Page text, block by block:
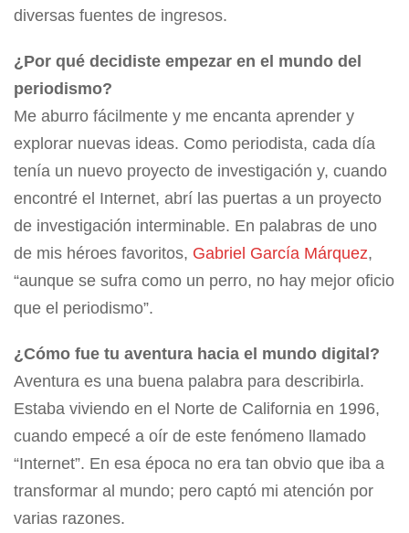
diversas fuentes de ingresos.
¿Por qué decidiste empezar en el mundo del
periodismo?
Me aburro fácilmente y me encanta aprender y
explorar nuevas ideas. Como periodista, cada día
tenía un nuevo proyecto de investigación y, cuando
encontré el Internet, abrí las puertas a un proyecto
de investigación interminable. En palabras de uno
de mis héroes favoritos, Gabriel García Márquez,
“aunque se sufra como un perro, no hay mejor oficio
que el periodismo”.
¿Cómo fue tu aventura hacia el mundo digital?
Aventura es una buena palabra para describirla.
Estaba viviendo en el Norte de California en 1996,
cuando empecé a oír de este fenómeno llamado
“Internet”. En esa época no era tan obvio que iba a
transformar al mundo; pero captó mi atención por
varias razones.